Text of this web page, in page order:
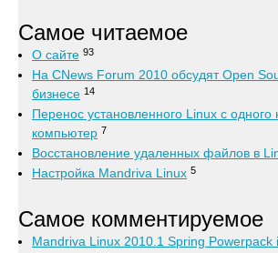
Самое читаемое
О сайте 93
На CNews Forum 2010 обсудят Open
бизнесе 14
Перенос установленного Linux с одного
компьютер 7
Восстановление удаленных файлов в
Настройка Mandriva Linux 5
Самое комментируемое
Mandriva Linux 2010.1 Spring Powerpack